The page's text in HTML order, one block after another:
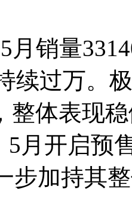
月销量
续过万。
整体表现
月开启预
步加持其